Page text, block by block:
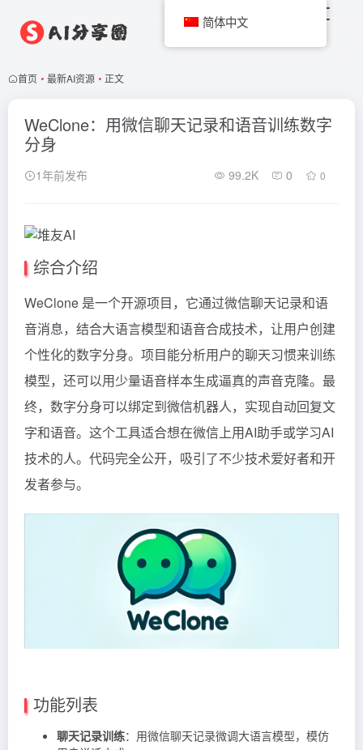
首页 • 最新AI资源 • 正文
WeClone：用微信聊天记录和语音训练数字
分身
1年前发布 99.2K 0 0
综合介绍
WeClone 是一个开源项目，它通过微信聊天记录和语
音消息，结合大语言模型和语音合成技术，让用户创建
个性化的数字分身。项目能分析用户的聊天习惯来训练
模型，还可以用少量语音样本生成逼真的声音克隆。最
终，数字分身可以绑定到微信机器人，实现自动回复文
字和语音。这个工具适合想在微信上用AI助手或学习AI
技术的人。代码完全公开，吸引了不少技术爱好者和开
发者参与。
功能列表
聊天记录训练：用微信聊天记录微调大语言模型，模仿
简体中文